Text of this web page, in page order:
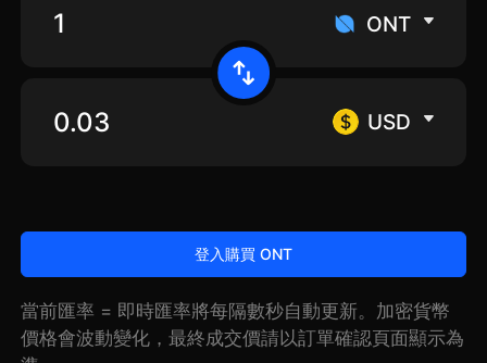
ONT
USD
登入購買 ONT
當前匯率 = 即時匯率將每隔數秒自動更新。加密貨幣
價格會波動變化，最終成交價請以訂單確認頁面顯示為